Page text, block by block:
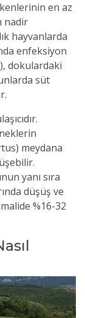
en az
nadir
hayvanlarda
enfeksiyon
dokulardaki
süt
meydana
yanı sıra
düşüş ve
%16-32